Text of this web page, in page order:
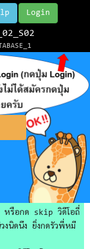
Login
หรือกด skip วิดีโอถี่
งนิดนึง ยิ่งกดรัวพี่หมี